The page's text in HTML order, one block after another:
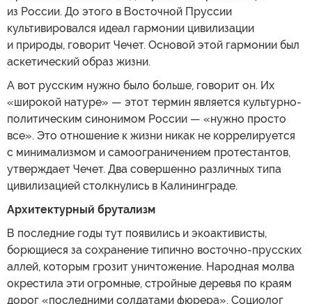
из России. До этого в Восточной Пруссии
культивировался идеал гармонии цивилизации
и природы, говорит Чечет. Основой этой гармонии был
аскетический образ жизни.
А вот русским нужно было больше, говорит он. Их
«широкой натуре» — этот термин является культурно-
политическим синонимом России — «нужно просто
все». Это отношение к жизни никак не коррелируется
с минимализмом и самоограничением протестантов,
утверждает Чечет. Два совершенно различных типа
цивилизацией столкнулись в Калининграде.
Архитектурный брутализм
В последние годы тут появились и экоактивисты,
борющиеся за сохранение типично восточно-прусских
аллей, которым грозит уничтожение. Народная молва
окрестила эти огромные, стройные деревья по краям
дорог «последними солдатами фюрера». Социолог